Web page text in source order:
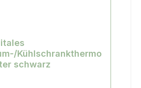
Kühlschrankthermo
schwarz